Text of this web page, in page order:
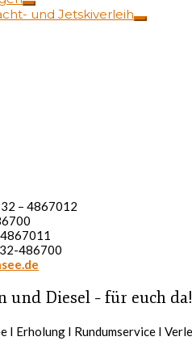
und Jetskiverleih
– 4867012
486700
und Diesel – für euch da!